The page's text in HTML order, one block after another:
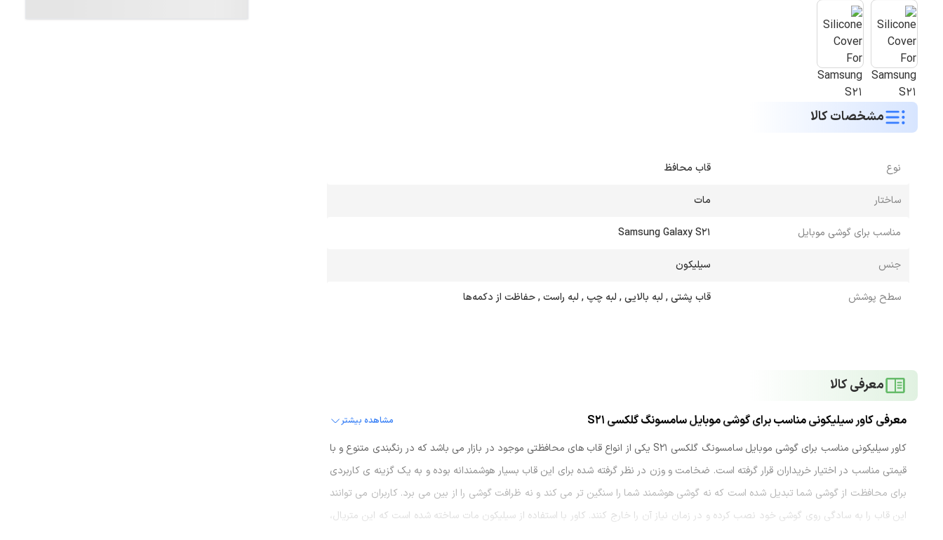
مشخصات کالا
نوع قاب محافظ
ساختار مات
مناسب برای گوشی موبایل Samsung Galaxy S21
جنس سیلیکون
سطح پوشش قاب پشتی , لبه بالایی , لبه چپ , لبه راست , حفاظت از دکمه‌ها
معرفی کالا
معرفی کاور سیلیکونی مناسب برای گوشی موبایل سامسونگ گلکسی S21 مشاهده بیشتر
کاور سیلیکونی مناسب برای گوشی موبایل سامسونگ گلکسی S21 یکی از انواع قاب های محافظتی موجود در بازار می باشد که در رنگبندی متنوع و با
قیمتی مناسب در اختیار خریداران قرار گرفته است. ضخامت و وزن در نظر گرفته شده برای این قاب بسیار هوشمندانه بوده و به یک گزینه ی کاربردی
برای محافظت از گوشی شما تبدیل شده است که نه گوشی هوشمند شما را سنگین تر می کند و نه ظرافت گوشی را از بین می برد. کاربران می توانند
این قاب را به سادگی روی گوشی‌ خود نصب کرده و در زمان نیاز آن را خارج کنند. کاور با استفاده از سیلیکون مات ساخته شده است که این متریال،